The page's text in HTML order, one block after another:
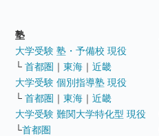
塾
大学受験 塾・予備校 現役
└ 首都圏 ｜ 東海 ｜ 近畿
大学受験 個別指導塾 現役
└ 首都圏 ｜ 東海 ｜ 近畿
大学受験 難関大学特化型 現役
└首都圏